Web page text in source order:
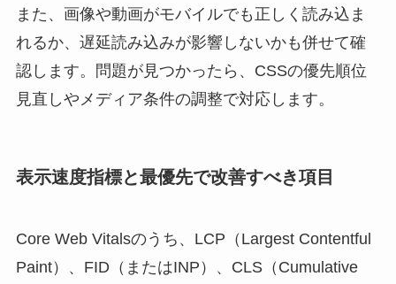
また、画像や動画がモバイルでも正しく読み込ま
れるか、遅延読み込みが影響しないかも併せて確
認します。問題が見つかったら、CSSの優先順位
見直しやメディア条件の調整で対応します。
表示速度指標と最優先で改善すべき項目
Core Web Vitalsのうち、LCP（Largest Contentful
Paint）、FID（またはINP）、CLS（Cumulative